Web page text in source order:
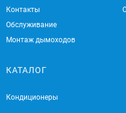
Контакты
Обслуживание
Монтаж дымоходов
КАТАЛОГ
Кондиционеры